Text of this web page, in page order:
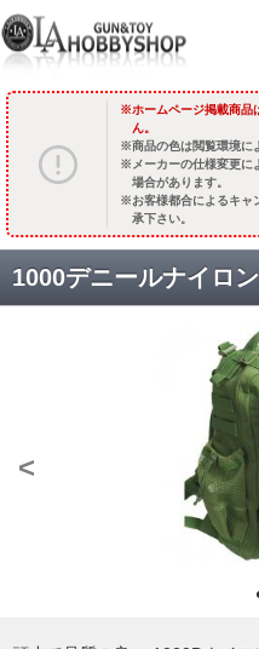
ホームページ掲載商品
ん。
商品の色は閲覧環境に
メーカーの仕様変更
場合があります。
お客様都合によるキャ
承下さい。
<